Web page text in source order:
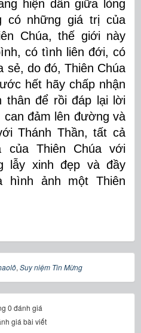
hiện dần giữa lòng
có những giá trị của
Chúa, thế giới này
có tình liên đới, có
sẻ, do đó, Thiên Chúa
hết hãy chấp nhận
thân để rồi đáp lại lời
can đảm lên đường và
Thánh Thần, tất cả
của Thiên Chúa với
lẫy xinh đẹp và đầy
hình ảnh một Thiên
, Suy niệm Tin Mừng
0 đánh giá
giá bài viết